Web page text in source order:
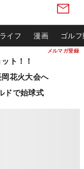
メルマガ登録
ライフ 漫画 ゴル
ト！！
花火大会へ
ドで始球式